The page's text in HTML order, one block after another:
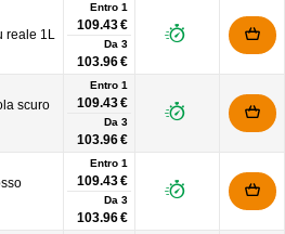
reale 1L
Entro 1
109.43 €
Da 3
103.96 €
scuro
Entro 1
109.43 €
Da 3
103.96 €
Entro 1
109.43 €
Da 3
103.96 €